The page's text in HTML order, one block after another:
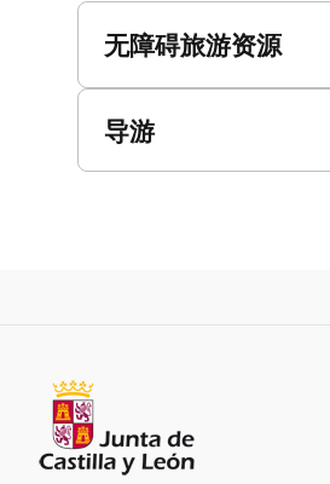
无障碍旅游资源
导游